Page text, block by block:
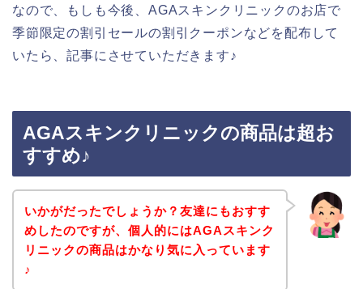
なので、もしも今後、AGAスキンクリニックのお店で
季節限定の割引セールの割引クーポンなどを配布して
いたら、記事にさせていただきます♪
AGAスキンクリニックの商品は超お
すすめ♪
いかがだったでしょうか？友達にもおすす
めしたのですが、個人的にはAGAスキンク
リニックの商品はかなり気に入っています
♪